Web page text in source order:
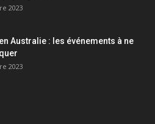
2023
Australie : les événements à ne
2023